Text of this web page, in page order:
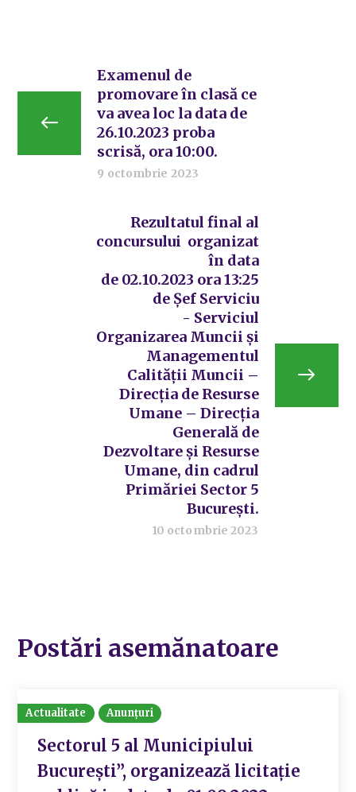
Examenul de
promovare în clasă ce
va avea loc la data de
26.10.2023 proba
scrisă, ora 10:00.
9 octombrie 2023
Rezultatul final al
concursului organizat
în data
de 02.10.2023 ora 13:25
de Șef Serviciu
- Serviciul
Organizarea Muncii și
Managementul
Calității Muncii –
Direcția de Resurse
Umane – Direcția
Generală de
Dezvoltare și Resurse
Umane, din cadrul
Primăriei Sector 5
București.
10 octombrie 2023
Postări asemănatoare
Actualitate Anunțuri
Sectorul 5 al Municipiului
București”, organizează licitație